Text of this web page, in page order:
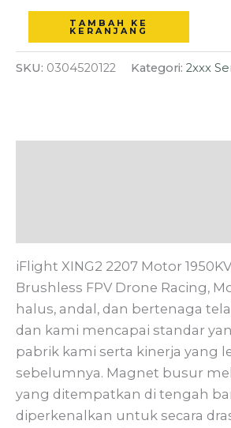
Drone
TAMBAH KE
KERANJANG
SKU: 0304520122 Kategori: 2xxx
iFlight XING2 2207 Motor
Brushless FPV Drone Racing,
halus, andal, dan bertenaga
dan kami mencapai standar
pabrik kami serta kinerja yang
sebelumnya. Magnet busur
yang ditempatkan di tengah
diperkenalkan untuk secara